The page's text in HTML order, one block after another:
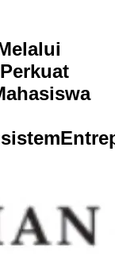
sistemEntre